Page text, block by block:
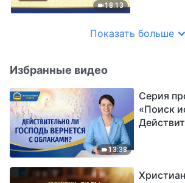
18:13
Показать больше
Избранные видео
13:38
Серия
«Поиск